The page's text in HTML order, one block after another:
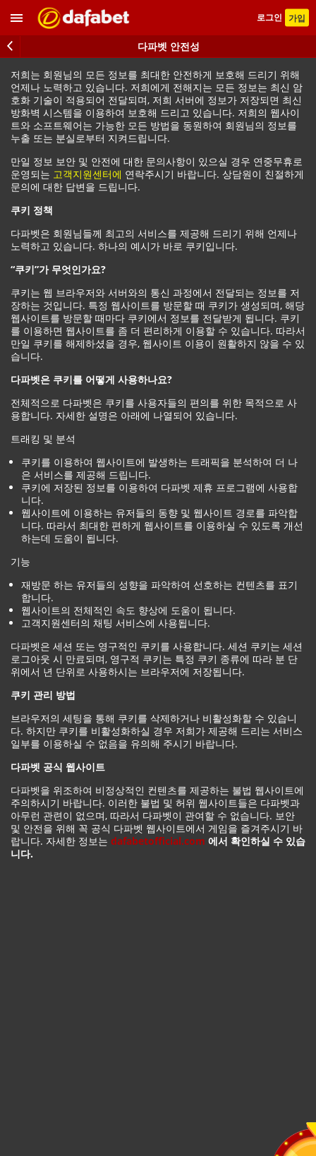
로그인 가입
다파벳 안전성
저희는 회원님의 모든 정보를 최대한 안전하게 보호해 드리기 위해
언제나 노력하고 있습니다. 저희에게 전해지는 모든 정보는 최신 암
호화 기술이 적용되어 전달되며, 저희 서버에 정보가 저장되면 최신
방화벽 시스템을 이용하여 보호해 드리고 있습니다. 저희의 웹사이
트와 소프트웨어는 가능한 모든 방법을 동원하여 회원님의 정보를
누출 또는 분실로부터 지켜드립니다.
만일 정보 보안 및 안전에 대한 문의사항이 있으실 경우 연중무휴로
운영되는 고객지원센터에 연락주시기 바랍니다. 상담원이 친절하게
문의에 대한 답변을 드립니다.
쿠키 정책
다파벳은 회원님들께 최고의 서비스를 제공해 드리기 위해 언제나
노력하고 있습니다. 하나의 예시가 바로 쿠키입니다.
“쿠키”가 무엇인가요?
쿠키는 웹 브라우저와 서버와의 통신 과정에서 전달되는 정보를 저
장하는 것입니다. 특정 웹사이트를 방문할 때 쿠키가 생성되며, 해당
웹사이트를 방문할 때마다 쿠키에서 정보를 전달받게 됩니다. 쿠키
를 이용하면 웹사이트를 좀 더 편리하게 이용할 수 있습니다. 따라서
만일 쿠키를 해제하셨을 경우, 웹사이트 이용이 원활하지 않을 수 있
습니다.
다파벳은 쿠키를 어떻게 사용하나요?
전체적으로 다파벳은 쿠키를 사용자들의 편의를 위한 목적으로 사
용합니다. 자세한 설명은 아래에 나열되어 있습니다.
트래킹 및 분석
쿠키를 이용하여 웹사이트에 발생하는 트래픽을 분석하여 더 나
은 서비스를 제공해 드립니다.
쿠키에 저장된 정보를 이용하여 다파벳 제휴 프로그램에 사용합
니다.
웹사이트에 이용하는 유저들의 동향 및 웹사이트 경로를 파악합
니다. 따라서 최대한 편하게 웹사이트를 이용하실 수 있도록 개선
하는데 도움이 됩니다.
기능
재방문 하는 유저들의 성향을 파악하여 선호하는 컨텐츠를 표기
합니다.
웹사이트의 전체적인 속도 향상에 도움이 됩니다.
고객지원센터의 채팅 서비스에 사용됩니다.
다파벳은 세션 또는 영구적인 쿠키를 사용합니다. 세션 쿠키는 세션
로그아웃 시 만료되며, 영구적 쿠키는 특정 쿠키 종류에 따라 분 단
위에서 년 단위로 사용하시는 브라우저에 저장됩니다.
쿠키 관리 방법
브라우저의 세팅을 통해 쿠키를 삭제하거나 비활성화할 수 있습니
다. 하지만 쿠키를 비활성화하실 경우 저희가 제공해 드리는 서비스
일부를 이용하실 수 없음을 유의해 주시기 바랍니다.
다파벳 공식 웹사이트
다파벳을 위조하여 비정상적인 컨텐츠를 제공하는 불법 웹사이트에
주의하시기 바랍니다. 이러한 불법 및 허위 웹사이트들은 다파벳과
아무런 관련이 없으며, 따라서 다파벳이 관여할 수 없습니다. 보안
및 안전을 위해 꼭 공식 다파벳 웹사이트에서 게임을 즐겨주시기 바
랍니다. 자세한 정보는 dafabetofficial.com 에서 확인하실 수 있습
니다.